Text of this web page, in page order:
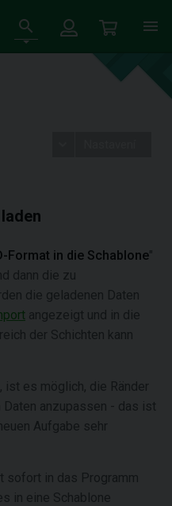
Format in die Schablone"
dann die zu
die geladenen Daten
angezeigt und in die
der Schichten kann
ist es möglich, die Ränder
anzupassen - das ist
Aufgabe sehr
sofort in das Programm
in eine Schablone